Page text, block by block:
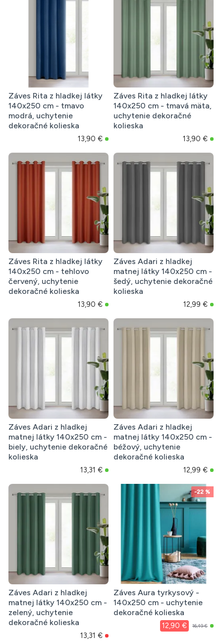
Záves Rita z hladkej látky
140x250 cm - tmavo
modrá, uchytenie
dekoračné kolieska
13,90 €
Záves Rita z hladkej látky
140x250 cm - tmavá mäta,
uchytenie dekoračné
kolieska
13,90 €
Záves Rita z hladkej látky
140x250 cm - tehlovo
červený, uchytenie
dekoračné kolieska
13,90 €
Záves Adari z hladkej
matnej látky 140x250 cm -
šedý, uchytenie dekoračné
kolieska
12,99 €
Záves Adari z hladkej
matnej látky 140x250 cm -
biely, uchytenie dekoračné
kolieska
13,31 €
Záves Adari z hladkej
matnej látky 140x250 cm -
béžový, uchytenie
dekoračné kolieska
12,99 €
Záves Adari z hladkej
matnej látky 140x250 cm -
zelený, uchytenie
dekoračné kolieska
13,31 €
-22 %
Záves Aura tyrkysový -
140x250 cm - uchytenie
dekoračné kolieska
12,90 € 16,49 €